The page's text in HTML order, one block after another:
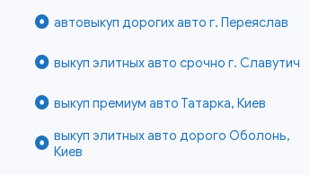
автовыкуп дорогих авто г. Переяслав
выкуп элитных авто срочно г. Славутич
выкуп премиум авто Татарка, Киев
выкуп элитных авто дорого Оболонь,
Киев